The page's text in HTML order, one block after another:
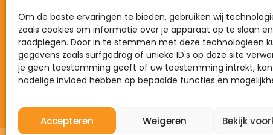
Om de beste ervaringen te bieden, gebruiken wij
zoals cookies om informatie over je apparaat op te slaan
raadplegen. Door in te stemmen met deze technologieën
gegevens zoals surfgedrag of unieke ID's op deze site
je geen toestemming geeft of uw toestemming intrekt,
nadelige invloed hebben op bepaalde functies en
Accepteren Weigeren Bekijk
Mijn energie
Dynamisch
Zonnepanelen
Laadpalen
Thuisbatterijen